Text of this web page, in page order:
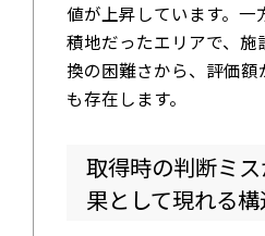
値が上昇しています。一
積地だったエリアで、施
換の困難さから、評価
も存在します。
取得時の判断ミ
果として現れる